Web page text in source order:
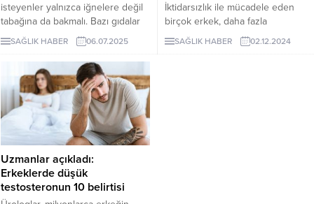
isteyenler yalnızca iğnelere değil
tabağına da bakmalı. Bazı gıdalar
hormonu desteklerken bazıları
düşürür. İşlenmiş gıdalar, alkol,
aşırı şeker ve gizli hormon
bozucular… Beslenme, erkeklik
hormonunu ya destekler ya da
sessizce yok eder.
SAĞLIK HABER 06.07.2025
İktidarsızlık ile mücadele eden
birçok erkek, daha fazla
testosteronun, daha güçlü bir
cinsel istek anlamına geldiğini
SAĞLIK HABER 02.12.2024
Uzmanlar açıkladı:
Erkeklerde düşük
testosteronun 10 belirtisi